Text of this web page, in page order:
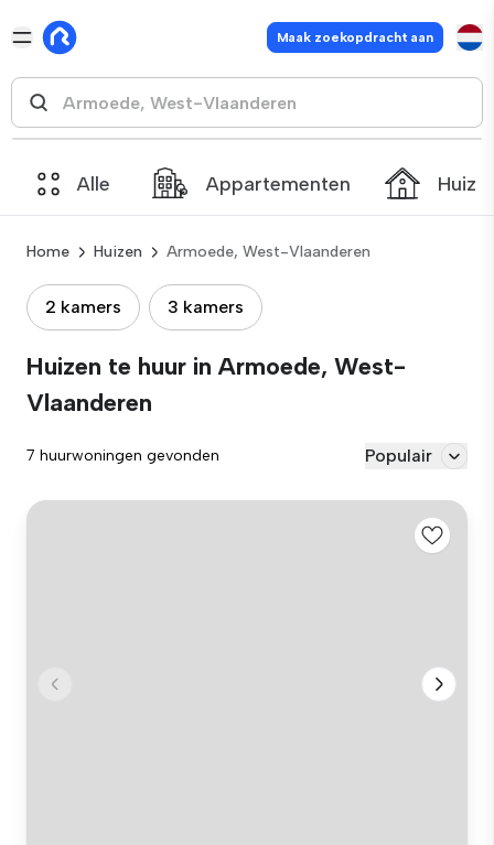
Maak zoekopdracht aan
Alle Appartementen
Home Huizen Armoede, West-Vlaanderen
2 kamers 3 kamers
Huizen te huur in Armoede, West-
Vlaanderen
7 huurwoningen gevonden Populair